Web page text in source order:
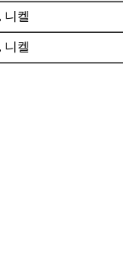
니켈
니켈